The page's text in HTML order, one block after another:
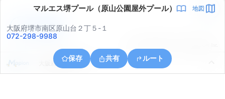
マルエス堺プール（原山公園屋外プール） 地図
大阪府堺市南区原山台２丁５-１
072-298-9988
保存 共有 ルート
大阪府和泉市万町
アプリで見る